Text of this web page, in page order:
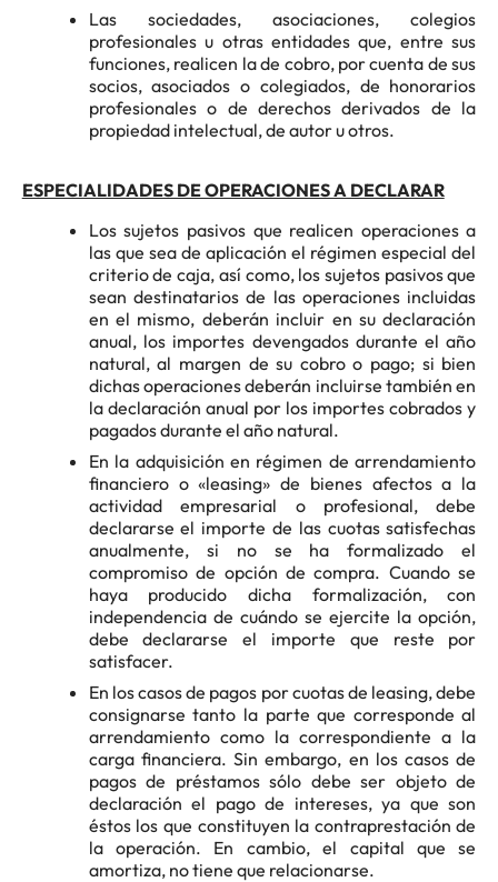
Las sociedades, asociaciones, colegios
profesionales u otras entidades que, entre sus
funciones, realicen la de cobro, por cuenta de sus
socios, asociados o colegiados, de honorarios
profesionales o de derechos derivados de la
propiedad intelectual, de autor u otros.
ESPECIALIDADES DE OPERACIONES A DECLARAR
Los sujetos pasivos que realicen operaciones a
las que sea de aplicación el régimen especial del
criterio de caja, así como, los sujetos pasivos que
sean destinatarios de las operaciones incluidas
en el mismo, deberán incluir en su declaración
anual, los importes devengados durante el año
natural, al margen de su cobro o pago; si bien
dichas operaciones deberán incluirse también en
la declaración anual por los importes cobrados y
pagados durante el año natural.
En la adquisición en régimen de arrendamiento
financiero o «leasing» de bienes afectos a la
actividad empresarial o profesional, debe
declararse el importe de las cuotas satisfechas
anualmente, si no se ha formalizado el
compromiso de opción de compra. Cuando se
haya producido dicha formalización, con
independencia de cuándo se ejercite la opción,
debe declararse el importe que reste por
satisfacer.
En los casos de pagos por cuotas de leasing, debe
consignarse tanto la parte que corresponde al
arrendamiento como la correspondiente a la
carga financiera. Sin embargo, en los casos de
pagos de préstamos sólo debe ser objeto de
declaración el pago de intereses, ya que son
éstos los que constituyen la contraprestación de
la operación. En cambio, el capital que se
amortiza, no tiene que relacionarse.